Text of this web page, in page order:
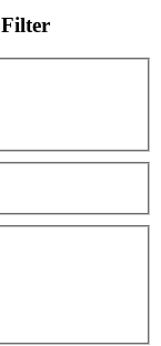
Filter